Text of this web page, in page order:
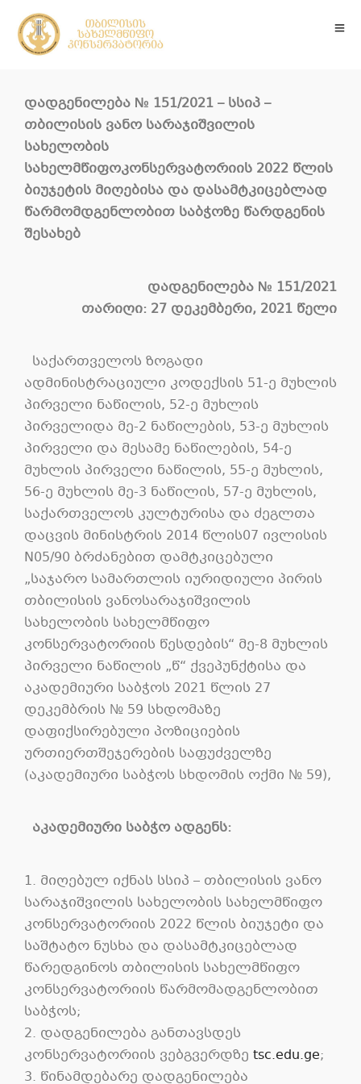
დადგენილება № 151/2021 – სსიპ –
თბილისის ვანო სარაჯიშვილის
სახელობის
სახელმწიფოკონსერვატორიის 2022 წლის
ბიუჯეტის მიღებისა და დასამტკიცებლად
წარმომდგენლობით საბჭოზე წარდგენის
შესახებ
დადგენილება № 151/2021
თარიღი: 27 დეკემბერი, 2021 წელი
საქართველოს ზოგადი
ადმინისტრაციული კოდექსის 51-ე მუხლის
პირველი ნაწილის, 52-ე მუხლის
პირველიდა მე-2 ნაწილების, 53-ე მუხლის
პირველი და მესამე ნაწილების, 54-ე
მუხლის პირველი ნაწილის, 55-ე მუხლის,
56-ე მუხლის მე-3 ნაწილის, 57-ე მუხლის,
საქართველოს კულტურისა და ძეგლთა
დაცვის მინისტრის 2014 წლის07 ივლისის
N05/90 ბრძანებით დამტკიცებული
„საჯარო სამართლის იურიდიული პირის
თბილისის ვანოსარაჯიშვილის
სახელობის სახელმწიფო
კონსერვატორიის წესდების“ მე-8 მუხლის
პირველი ნაწილის „წ“ ქვეპუნქტისა და
აკადემიური საბჭოს 2021 წლის 27
დეკემბრის № 59 სხდომაზე
დაფიქსირებული პოზიციების
ურთიერთშეჯერების საფუძველზე
(აკადემიური საბჭოს სხდომის ოქმი № 59),
აკადემიური საბჭო ადგენს:
1. მიღებულ იქნას სსიპ – თბილისის ვანო
სარაჯიშვილის სახელობის სახელმწიფო
კონსერვატორიის 2022 წლის ბიუჯეტი და
საშტატო ნუსხა და დასამტკიცებლად
წარედგინოს თბილისის სახელმწიფო
კონსერვატორიის წარმომადგენლობით
საბჭოს;
2. დადგენილება განთავსდეს
კონსერვატორიის ვებგვერდზე tsc.edu.ge;
3. წინამდებარე დადგენილება